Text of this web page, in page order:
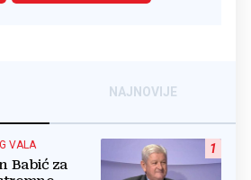
NAJNOVIJE
1
VALA
Babić za